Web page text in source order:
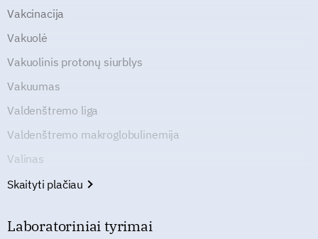
Vakcinacija
Vakuolė
Vakuolinis protonų siurblys
Vakuumas
Valdenštremo liga
Valdenštremo makroglobulinemija
Valinas
Skaityti plačiau
Laboratoriniai tyrimai